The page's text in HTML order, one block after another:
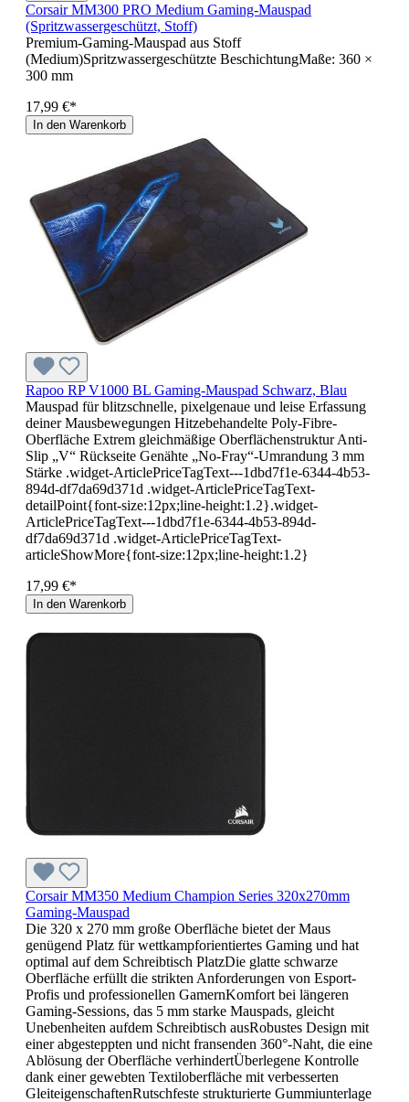
Corsair MM300 PRO Medium Gaming-Mauspad
(Spritzwassergeschützt, Stoff)
Premium-Gaming-Mauspad aus Stoff
(Medium)Spritzwassergeschützte BeschichtungMaße: 360 ×
300 mm
17,99 €*
In den Warenkorb
Rapoo RP V1000 BL Gaming-Mauspad Schwarz, Blau
Mauspad für blitzschnelle, pixelgenaue und leise Erfassung
deiner Mausbewegungen Hitzebehandelte Poly-Fibre-
Oberfläche Extrem gleichmäßige Oberflächenstruktur Anti-
Slip „V“ Rückseite Genähte „No-Fray“-Umrandung 3 mm
Stärke .widget-ArticlePriceTagText---1dbd7f1e-6344-4b53-
894d-df7da69d371d .widget-ArticlePriceTagText-
detailPoint{font-size:12px;line-height:1.2}.widget-
ArticlePriceTagText---1dbd7f1e-6344-4b53-894d-
df7da69d371d .widget-ArticlePriceTagText-
articleShowMore{font-size:12px;line-height:1.2}
17,99 €*
In den Warenkorb
Corsair MM350 Medium Champion Series 320x270mm
Gaming-Mauspad
Die 320 x 270 mm große Oberfläche bietet der Maus
genügend Platz für wettkampforientiertes Gaming und hat
optimal auf dem Schreibtisch PlatzDie glatte schwarze
Oberfläche erfüllt die strikten Anforderungen von Esport-
Profis und professionellen GamernKomfort bei längeren
Gaming-Sessions, das 5 mm starke Mauspads, gleicht
Unebenheiten aufdem Schreibtisch ausRobustes Design mit
einer abgesteppten und nicht fransenden 360°-Naht, die eine
Ablösung der Oberfläche verhindertÜberlegene Kontrolle
dank einer gewebten Textiloberfläche mit verbesserten
GleiteigenschaftenRutschfeste strukturierte Gummiunterlage